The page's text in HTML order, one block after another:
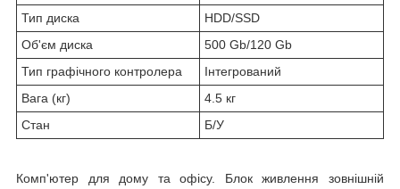
Тип диска
HDD/SSD
Об'єм диска
500 Gb/120 Gb
Тип графічного контролера
Інтегрований
Вага (кг)
4.5 кг
Стан
Б/У
Комп'ютер для дому та офісу. Блок живлення зовнішній